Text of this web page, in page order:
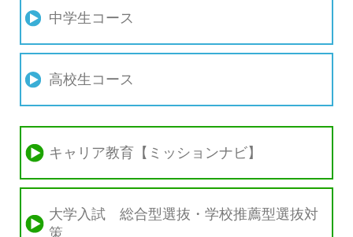
中学生コース
高校生コース
キャリア教育【ミッションナビ】
大学入試 総合型選抜・学校推薦型選抜対
策